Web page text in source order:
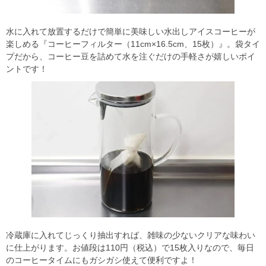
水に入れて放置するだけで簡単に美味しい水出しアイスコーヒーが
楽しめる『コーヒーフィルター（11cm×16.5cm、15枚）』。袋タイ
プだから、コーヒー豆を詰めて水を注ぐだけの手軽さが嬉しいポイ
ントです！
冷蔵庫に入れてじっくり抽出すれば、雑味の少ないクリアな味わい
に仕上がります。お値段は110円（税込）で15枚入りなので、毎日
のコーヒータイムにもガシガシ使えて便利ですよ！